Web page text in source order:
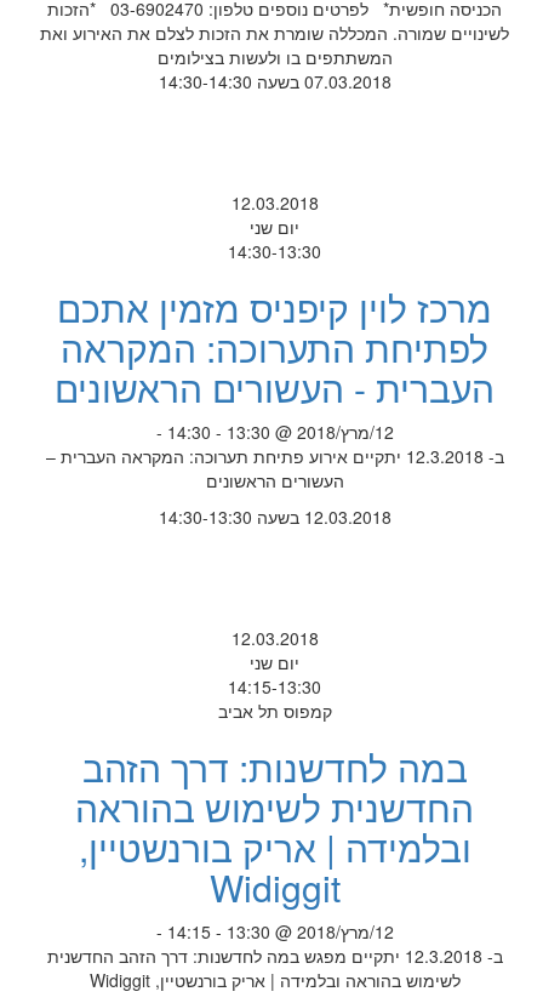
הכניסה חופשית* לפרטים נוספים טלפון: 03-6902470 *הזכות
לשינויים שמורה. המכללה שומרת את הזכות לצלם את האירוע ואת
המשתתפים בו ולעשות בצילומים
07.03.2018 בשעה 14:30-14:30
12.03.2018
יום שני
14:30-13:30
מרכז לוין קיפניס מזמין אתכם
לפתיחת התערוכה: המקראה
העברית - העשורים הראשונים
12/מרץ/2018 @ 13:30 - 14:30 -
ב- 12.3.2018 יתקיים אירוע פתיחת תערוכה: המקראה העברית –
העשורים הראשונים
12.03.2018 בשעה 14:30-13:30
12.03.2018
יום שני
14:15-13:30
קמפוס תל אביב
במה לחדשנות: דרך הזהב
החדשנית לשימוש בהוראה
ובלמידה | אריק בורנשטיין,
Widiggit
12/מרץ/2018 @ 13:30 - 14:15 -
ב- 12.3.2018 יתקיים מפגש במה לחדשנות: דרך הזהב החדשנית
לשימוש בהוראה ובלמידה | אריק בורנשטיין, Widiggit